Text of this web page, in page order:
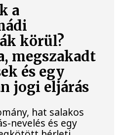
a
körül?
megszakadt
és egy
jogi eljárás
hat salakos
nevelés és egy